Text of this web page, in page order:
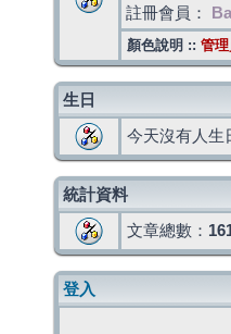
註冊會員：
顏色說明 :: 管理
生日
今天沒有人生
統計資料
文章總數：
登入